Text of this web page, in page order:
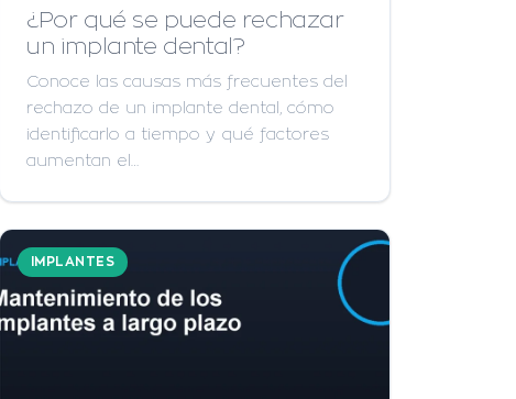
¿Por qué se puede rechazar
un implante dental?
Conoce las causas más frecuentes del
rechazo de un implante dental, cómo
identificarlo a tiempo y qué factores
aumentan el…
IMPLANTES